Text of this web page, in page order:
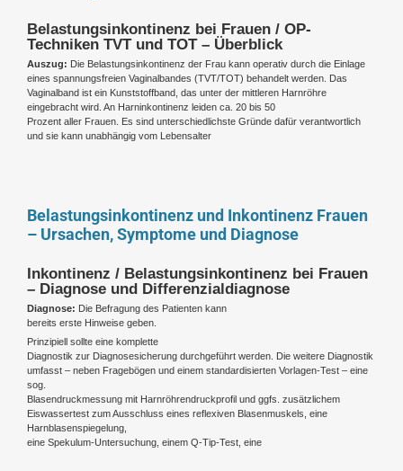
Belastungsinkontinenz bei Frauen / OP-
Techniken TVT und TOT – Überblick
Auszug: Die Belastungsinkontinenz der Frau kann operativ durch die Einlage
eines spannungsfreien Vaginalbandes (TVT/TOT) behandelt werden. Das
Vaginalband ist ein Kunststoffband, das unter der mittleren Harnröhre
eingebracht wird. An Harninkontinenz leiden ca. 20 bis 50
Prozent aller Frauen. Es sind unterschiedlichste Gründe dafür verantwortlich
und sie kann unabhängig vom Lebensalter
Belastungsinkontinenz und Inkontinenz Frauen
– Ursachen, Symptome und Diagnose
Inkontinenz / Belastungsinkontinenz bei Frauen
– Diagnose und Differenzialdiagnose
Diagnose: Die Befragung des Patienten kann
bereits erste Hinweise geben.
Prinzipiell sollte eine komplette
Diagnostik zur Diagnosesicherung durchgeführt werden. Die weitere Diagnostik
umfasst – neben Fragebögen und einem standardisierten Vorlagen-Test – eine
sog.
Blasendruckmessung mit Harnröhrendruckprofil und ggfs. zusätzlichem
Eiswassertest zum Ausschluss eines reflexiven Blasenmuskels, eine
Harnblasenspiegelung,
eine Spekulum-Untersuchung, einem Q-Tip-Test, eine